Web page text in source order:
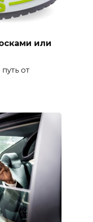
или
от